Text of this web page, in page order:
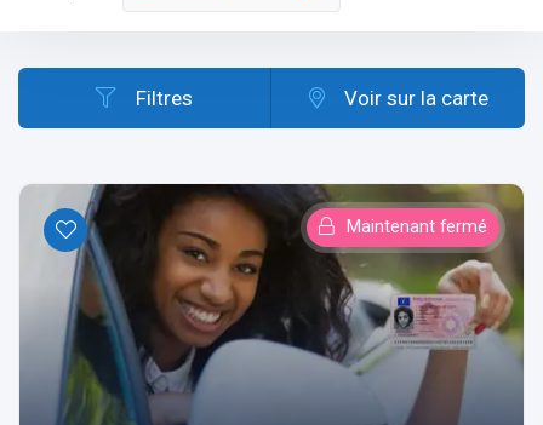
Filtres Voir sur la carte
Maintenant fermé